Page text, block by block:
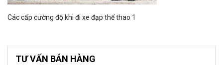
Các cấp cường độ khi đi xe đạp thể thao 1
TƯ VẤN BÁN HÀNG